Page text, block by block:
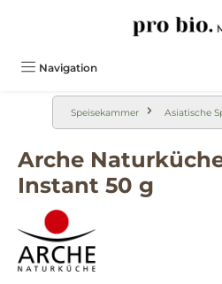
Navigation
Speisekammer Asiatische
Arche
Instant 50 g